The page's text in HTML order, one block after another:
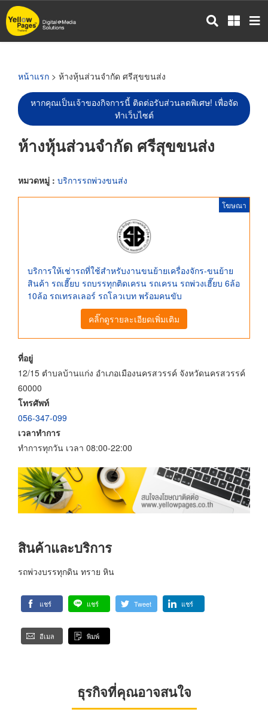
ข้าม
ไป
หน้าแรก > ห้างหุ้นส่วนจำกัด ศรีสุขขนส่ง
หากคุณเป็นเจ้าของกิจการนี้ ติดต่อรับส่วนลดพิเศษ! เพื่อจัด
ทำเว็บไซต์
ห้างหุ้นส่วนจำกัด ศรีสุขขนส่ง
หมวดหมู่ : บริการรถพ่วงขนส่ง
โฆษณา
บริการให้เช่ารถที่ใช้สำหรับงานขนย้ายเครื่องจักร-ขนย้าย
สินค้า รถเฮี๊ยบ รถบรรทุกติดเครน รถเครน รถพ่วงเฮี๊ยบ 6ล้อ
10ล้อ รถเทรลเลอร์ รถโลวเบท พร้อมคนขับ
คลิ๊กดูรายละเอียดเพิ่มเติม
ที่อยู่
12/15 ตำบลบ้านแก่ง อำเภอเมืองนครสวรรค์ จังหวัดนครสวรรค์
60000
โทรศัพท์
056-347-099
เวลาทำการ
ทำการทุกวัน เวลา 08:00-22:00
สินค้าและบริการ
รถพ่วงบรรทุกดิน ทราย หิน
แชร์ แชร์ Tweet แชร์
อีเมล พิมพ์
ธุรกิจที่คุณอาจสนใจ